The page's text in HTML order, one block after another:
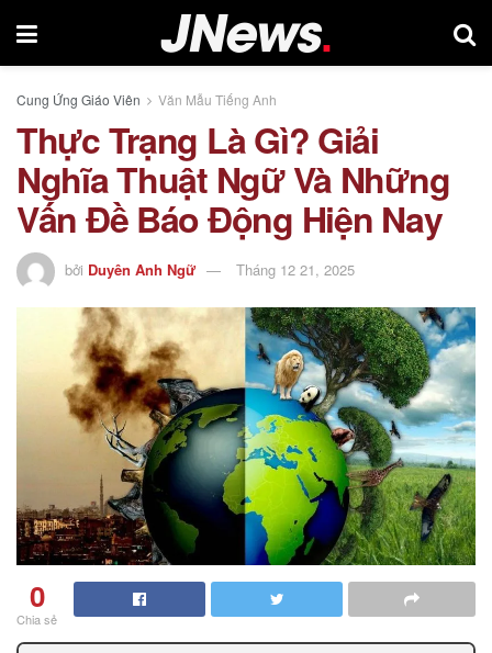
Cung Ứng Giáo Viên Văn Mẫu Tiếng Anh
Thực Trạng Là Gì? Giải
Nghĩa Thuật Ngữ Và Những
Vấn Đề Báo Động Hiện Nay
bởi Duyên Anh Ngữ Tháng 12 21, 2025
0
Chia sẻ